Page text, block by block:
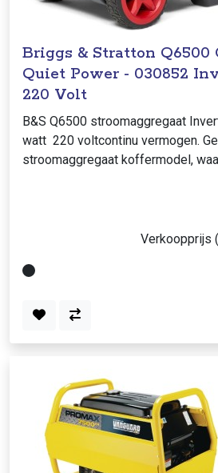
Briggs & Stratton Q6500
Quiet Power - 030852 Inverter 6,5 KVA
220 Volt
B&S Q6500 stroomaggregaat
watt 220 voltcontinu vermogen. Geluidsarm
stroomaggregaat koffermodel,
Verkoopprijs